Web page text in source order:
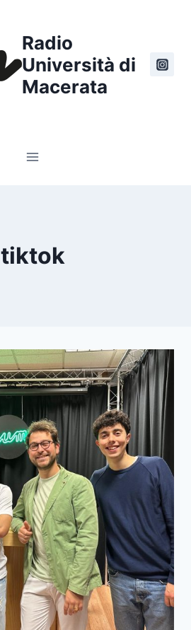
Radio
Università di
Macerata
tiktok